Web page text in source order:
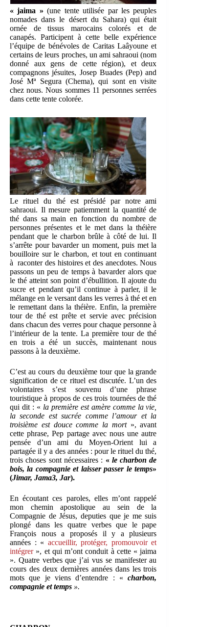
« jaima » (une tente utilisée par les peuples
nomades dans le désert du Sahara) qui était
ornée de tissus marocains colorés et de
canapés. Participent à cette belle expérience
l’équipe de bénévoles de Caritas Laâyoune et
certains de leurs proches, un ami sahraoui (nom
donné aux gens de cette région), et deux
compagnons jésuites, Josep Buades (Pep) and
José Mª Segura (Chema), qui sont en visite
chez nous. Nous sommes 11 personnes serrées
dans cette tente colorée.
Le rituel du thé est présidé par notre ami
sahraoui. Il mesure patiemment la quantité de
thé dans sa main en fonction du nombre de
personnes présentes et le met dans la théière
pendant que le charbon brûle à côté de lui. Il
s’arrête pour bavarder un moment, puis met la
bouilloire sur le charbon, et tout en continuant
à raconter des histoires et des anecdotes. Nous
passons un peu de temps à bavarder alors que
le thé atteint son point d’ébullition. Il ajoute du
sucre et pendant qu’il continue à parler, il le
mélange en le versant dans les verres à thé et en
le remettant dans la théière. Enfin, la première
tour de thé est prête et servie avec précision
dans chacun des verres pour chaque personne à
l’intérieur de la tente. La première tour de thé
en trois a été un succès, maintenant nous
passons à la deuxième.
C’est au cours du deuxième tour que la grande
signification de ce rituel est discutée. L’un des
volontaires s’est souvenu d’une phrase
touristique à propos de ces trois tournées de thé
qui dit : « la première est amère comme la vie,
la seconde est sucrée comme l’amour et la
troisième est douce comme la mort», avant
cette phrase, Pep partage avec nous une autre
pensée d’un ami du Moyen-Orient lui a
partagée il y a des années : pour le rituel du thé,
trois choses sont nécessaires : « le charbon de
bois, la compagnie et laisser passer le temps»
(Jimar, Jama3, Jar).
En écoutant ces paroles, elles m’ont rappelé
mon chemin apostolique au sein de la
Compagnie de Jésus, deputies que je me suis
plongé dans les quatre verbes que le pape
François nous a proposés il y a plusieurs
années : « accueillir, protéger, promouvoir et
intégrer », et qui m’ont conduit à cette « jaima
». Quatre verbes que j’ai vus se manifester au
cours des deux dernières années dans les trois
mots que je viens d’entendre : « charbon,
compagnie et temps ».